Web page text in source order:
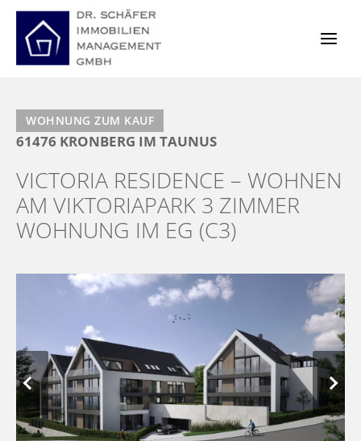
Zum
Inhalt
springen
WOHNUNG ZUM KAUF
61476 KRONBERG IM TAUNUS
VICTORIA RESIDENCE – WOHNEN
AM VIKTORIAPARK 3 ZIMMER
WOHNUNG IM EG (C3)